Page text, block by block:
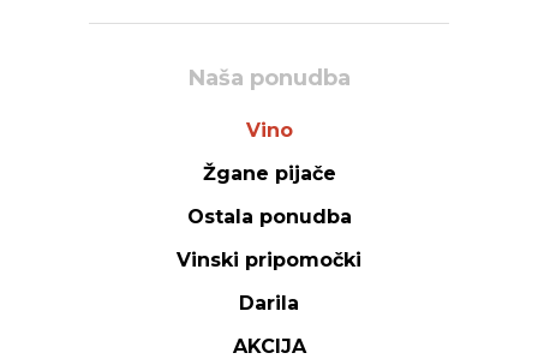
Naša ponudba
Vino
Žgane pijače
Ostala ponudba
Vinski pripomočki
Darila
AKCIJA